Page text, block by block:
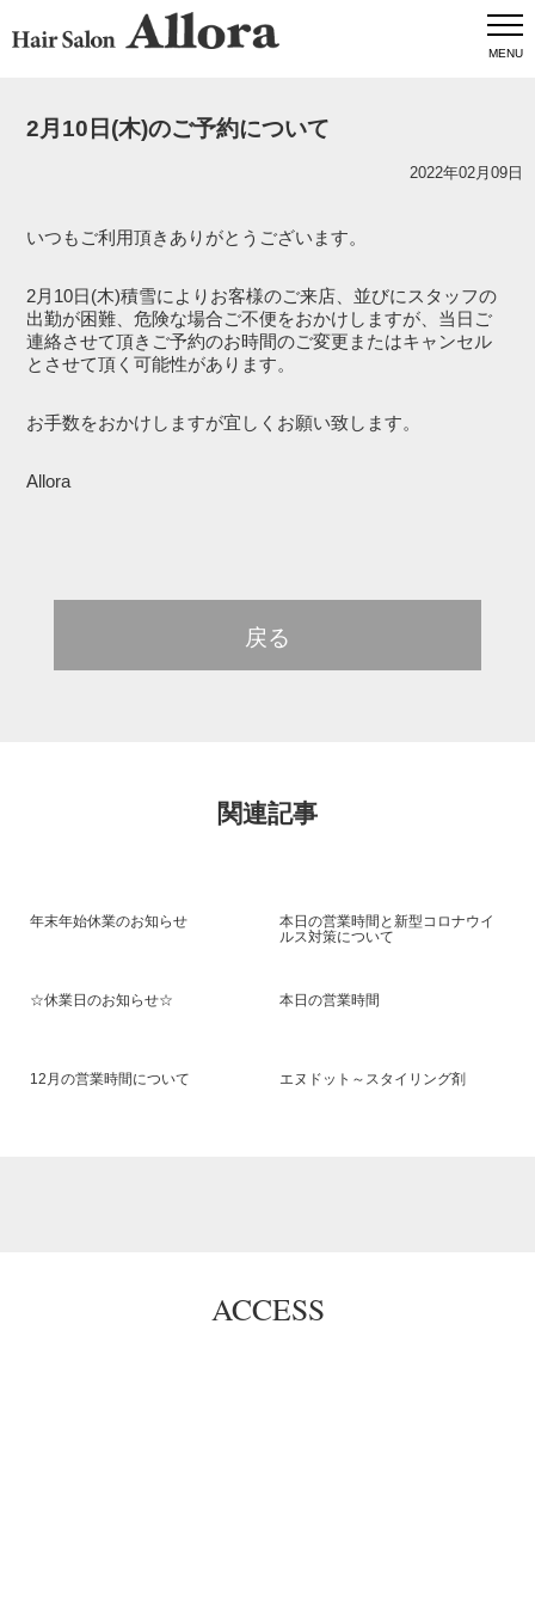
MENU
2月10日(木)のご予約について
2022年02月09日
いつもご利用頂きありがとうございます。
2月10日(木)積雪によりお客様のご来店、並びにスタッフの
出勤が困難、危険な場合ご不便をおかけしますが、当日ご
連絡させて頂きご予約のお時間のご変更またはキャンセル
とさせて頂く可能性があります。
お手数をおかけしますが宜しくお願い致します。
Allora
戻る
関連記事
年末年始休業のお知らせ
本日の営業時間と新型コロナウイ
ルス対策について
☆休業日のお知らせ☆ 本日の営業時間
12月の営業時間について エヌドット～スタイリング剤
ACCESS